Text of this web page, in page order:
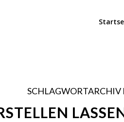
SCHLAGWORTARCHIV